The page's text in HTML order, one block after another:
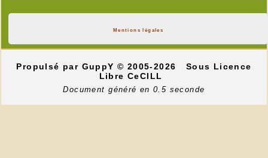
Mentions légales
Propulsé par GuppY© 2005-2026
Sous Licence
Libre CeCILL
Document généré en 0.5 seconde